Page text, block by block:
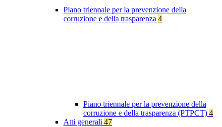
Piano triennale per la prevenzione della
corruzione e della trasparenza 4
Piano triennale per la prevenzione della
corruzione e della trasparenza (PTPCT) 4
Atti generali 47